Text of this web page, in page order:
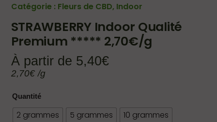
Catégorie : Fleurs de CBD, Indoor
STRAWBERRY Indoor Qualité
Premium ***** 2,70€/g
À partir de 5,40€
2,70€ /g
Quantité
2 grammes 5 grammes
10 grammes